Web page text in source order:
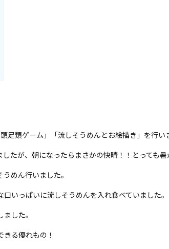
足類ゲーム」「流しそうめんとお絵描き」を行い
たが、朝になったらまさかの快晴！！とっても暑
めん行いました。
いっぱいに流しそうめんを入れ食べていました。
した。
る優れもの！